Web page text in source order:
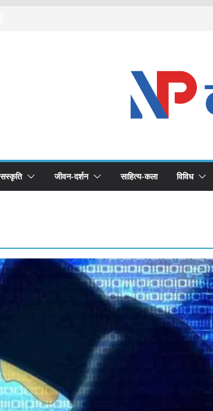
सस्कृति जीवन-दर्शन साहित्य-कला विविध